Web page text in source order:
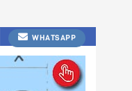
WHATSAPP